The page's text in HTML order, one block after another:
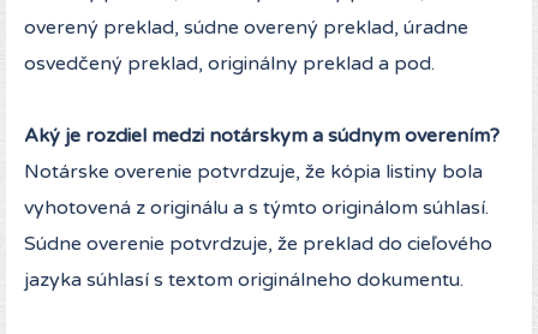
overený preklad, súdne overený preklad, úradne
osvedčený preklad, originálny preklad a pod.
Aký je rozdiel medzi notárskym a súdnym overením?
Notárske overenie potvrdzuje, že kópia listiny bola
vyhotovená z originálu a s týmto originálom súhlasí.
Súdne overenie potvrdzuje, že preklad do cieľového
jazyka súhlasí s textom originálneho dokumentu.